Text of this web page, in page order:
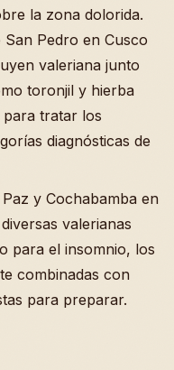
la zona dolorida.
Pedro en Cusco
valeriana junto
toronjil y hierba
para tratar los
diagnósticas de
y Cochabamba en
valerianas
para el insomnio, los
combinadas con
para preparar.